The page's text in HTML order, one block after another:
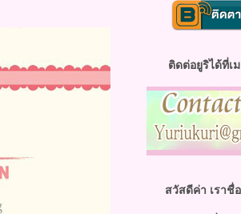
ติดต่อยูริได้ที่เ
สวัสดีค่า เราชื่